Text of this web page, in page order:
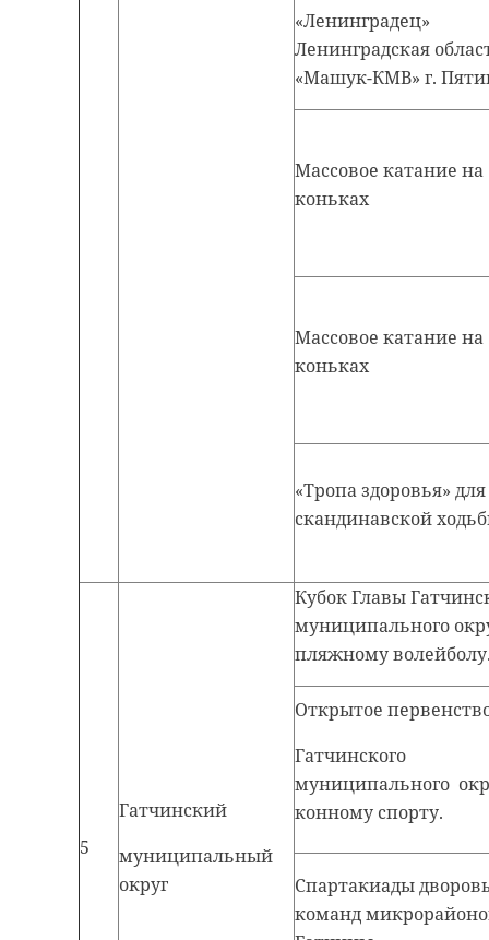
«Ленинградец»
Ленинградская
«Машук-КМВ» г.
Массовое катание на
коньках
Массовое катание на
коньках
«Тропа здоровья» для
скандинавской
5
Гатчинский
муниципальный
округ
Кубок Главы
муниципального
пляжному
Открытое
Гатчинского
муниципального
конному спорту.
Спартакиады
команд